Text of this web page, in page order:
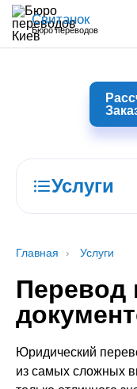
Свитанок
Бюро переводов
Услуги
Главная Услуги
Перевод
Юридический
из самых сложных